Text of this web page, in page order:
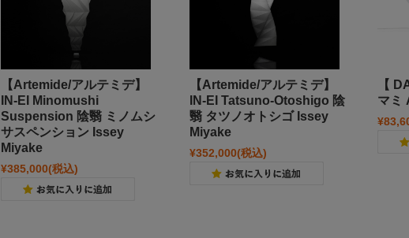
【Artemide/アルテミデ】
IN-EI Minomushi
Suspension 陰翳 ミノムシ
サスペンション Issey
Miyake
¥385,000(税込)
【Artemide/アルテミデ】
IN-EI Tatsuno-Otoshigo 陰
翳 タツノオトシゴ Issey
Miyake
¥352,000(税込)
【
マミ